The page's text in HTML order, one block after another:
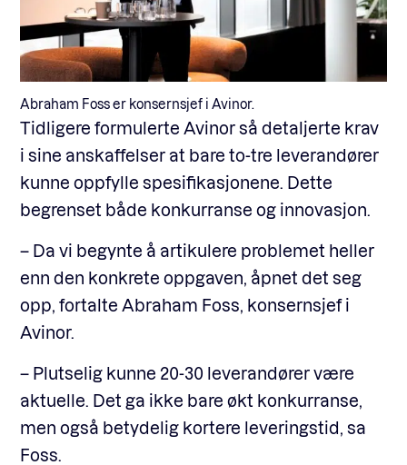
Abraham Foss er konsernsjef i Avinor.
Tidligere formulerte Avinor så detaljerte krav
i sine anskaffelser at bare to-tre leverandører
kunne oppfylle spesifikasjonene. Dette
begrenset både konkurranse og innovasjon.
– Da vi begynte å artikulere problemet heller
enn den konkrete oppgaven, åpnet det seg
opp, fortalte Abraham Foss, konsernsjef i
Avinor.
– Plutselig kunne 20-30 leverandører være
aktuelle. Det ga ikke bare økt konkurranse,
men også betydelig kortere leveringstid, sa
Foss.